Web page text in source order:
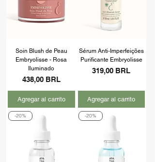
Soin Blush de Peau
Embryolisse - Rosa
Iluminado
Precio
438,00 BRL
Agregar al carrito
Sérum Anti-Imperfeições
Purificante Embryolisse
Precio
319,00 BRL
Agregar al carrito
-20% -20%